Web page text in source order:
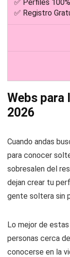
✅ Perfiles
✅ Registro
Webs para
2026
Cuando andas
para conocer
sobresalen del
dejan crear tu
gente soltera sin
Lo mejor de
personas cerca
conocerse en la